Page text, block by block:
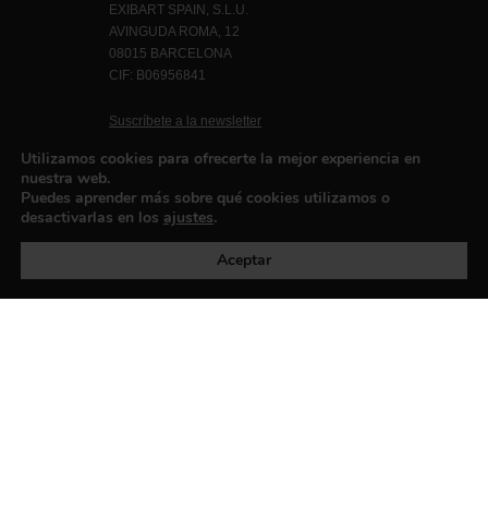
EXIBART SPAIN, S.L.U.
AVINGUDA ROMA, 12
08015 BARCELONA
CIF: B06956841
Suscríbete a la newsletter
Política de privacidad
Utilizamos cookies para ofrecerte la mejor experiencia en
nuestra web.
Puedes aprender más sobre qué cookies utilizamos o
desactivarlas en los ajustes.
Aceptar